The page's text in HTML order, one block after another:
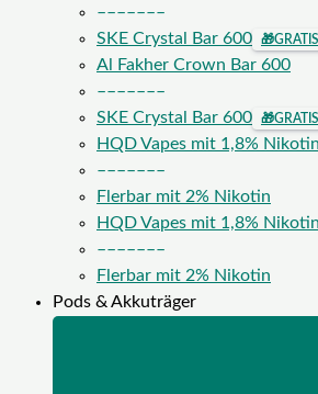
–––––––
SKE Crystal Bar 600
🎁
Al Fakher Crown Bar 600
–––––––
SKE Crystal Bar 600
🎁
HQD Vapes mit 1,8% Nikotin
–––––––
Flerbar mit 2% Nikotin
HQD Vapes mit 1,8% Nikotin
–––––––
Flerbar mit 2% Nikotin
Pods & Akkuträger